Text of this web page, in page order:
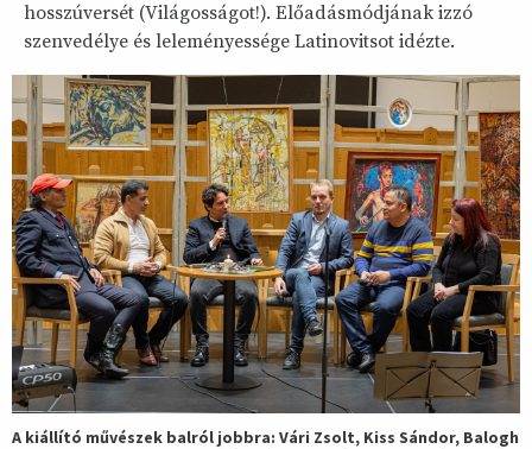
hosszúversét (Világosságot!). Előadásmódjának izzó
szenvedélye és leleményessége Latinovitsot idézte.
A kiállító művészek balról jobbra: Vári Zsolt, Kiss Sándor, Balogh